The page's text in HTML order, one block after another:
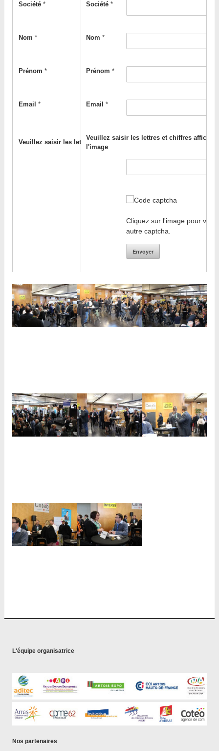
Société*
Nom*
Prénom*
Email*
Veuillez saisir les lettres et chiffres affichés
l'image
Cliquez sur l'image pour voir
autre captcha.
Société*
Nom*
Prénom*
Email*
Veuillez saisir les lettres et chiffres affichés sur l'image
L'équipe organisatrice
Nos partenaires